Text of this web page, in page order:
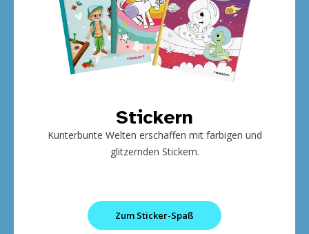
Stickern
Kunterbunte Welten erschaffen mit farbigen und
glitzernden Stickern.
Zum Sticker-Spaß